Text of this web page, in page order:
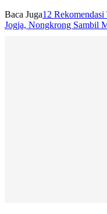
Baca Juga12
Jogja, Nongkrong Sambil